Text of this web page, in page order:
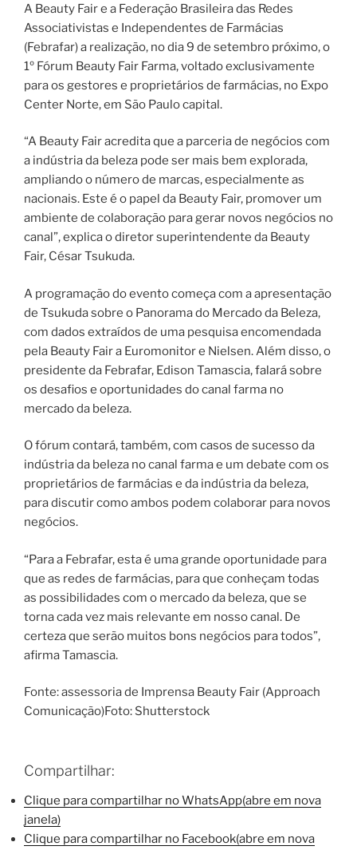
A Beauty Fair e a Federação Brasileira das Redes
Associativistas e Independentes de Farmácias
(Febrafar) a realização, no dia 9 de setembro próximo, o
1º Fórum Beauty Fair Farma, voltado exclusivamente
para os gestores e proprietários de farmácias, no Expo
Center Norte, em São Paulo capital.
“A Beauty Fair acredita que a parceria de negócios com
a indústria da beleza pode ser mais bem explorada,
ampliando o número de marcas, especialmente as
nacionais. Este é o papel da Beauty Fair, promover um
ambiente de colaboração para gerar novos negócios no
canal”, explica o diretor superintendente da Beauty
Fair, César Tsukuda.
A programação do evento começa com a apresentação
de Tsukuda sobre o Panorama do Mercado da Beleza,
com dados extraídos de uma pesquisa encomendada
pela Beauty Fair a Euromonitor e Nielsen. Além disso, o
presidente da Febrafar, Edison Tamascia, falará sobre
os desafios e oportunidades do canal farma no
mercado da beleza.
O fórum contará, também, com casos de sucesso da
indústria da beleza no canal farma e um debate com os
proprietários de farmácias e da indústria da beleza,
para discutir como ambos podem colaborar para novos
negócios.
“Para a Febrafar, esta é uma grande oportunidade para
que as redes de farmácias, para que conheçam todas
as possibilidades com o mercado da beleza, que se
torna cada vez mais relevante em nosso canal. De
certeza que serão muitos bons negócios para todos”,
afirma Tamascia.
Fonte: assessoria de Imprensa Beauty Fair (Approach
Comunicação)Foto: Shutterstock
Compartilhar:
Clique para compartilhar no WhatsApp(abre em nova
janela)
Clique para compartilhar no Facebook(abre em nova